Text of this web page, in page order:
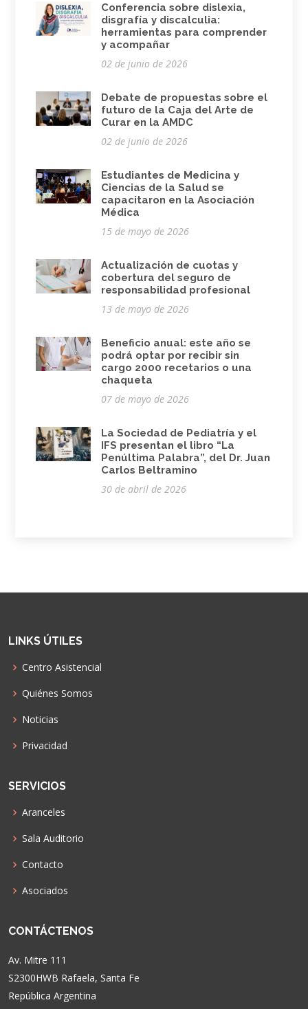
Conferencia sobre dislexia,
disgrafía y discalculia:
herramientas para comprender
y acompañar
02 de junio de 2026
Debate de propuestas sobre el
futuro de la Caja del Arte de
Curar en la AMDC
02 de junio de 2026
Estudiantes de Medicina y
Ciencias de la Salud se
capacitaron en la Asociación
Médica
15 de mayo de 2026
Actualización de cuotas y
cobertura del seguro de
responsabilidad profesional
13 de mayo de 2026
Beneficio anual: este año se
podrá optar por recibir sin
cargo 2000 recetarios o una
chaqueta
07 de mayo de 2026
La Sociedad de Pediatría y el
IFS presentan el libro “La
Penúltima Palabra”, del Dr. Juan
Carlos Beltramino
30 de abril de 2026
LINKS ÚTILES
Centro Asistencial
Quiénes Somos
Noticias
Privacidad
SERVICIOS
Aranceles
Sala Auditorio
Contacto
Asociados
CONTÁCTENOS
Av. Mitre 111
S2300HWB Rafaela, Santa Fe
República Argentina